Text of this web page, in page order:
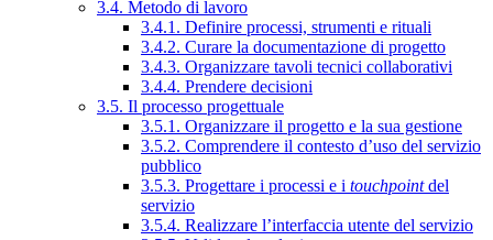
3.4. Metodo di lavoro
3.4.1. Definire processi, strumenti e rituali
3.4.2. Curare la documentazione di progetto
3.4.3. Organizzare tavoli tecnici collaborativi
3.4.4. Prendere decisioni
3.5. Il processo progettuale
3.5.1. Organizzare il progetto e la sua gestione
3.5.2. Comprendere il contesto d’uso del servizio
pubblico
3.5.3. Progettare i processi e i touchpointdel
servizio
3.5.4. Realizzare l’interfaccia utente del servizio